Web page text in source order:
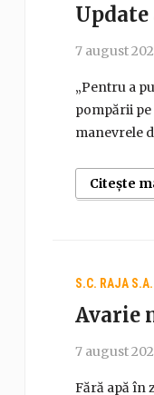
7 august
„Pentru a
pompării pe
manevrele
Citește
S.C. RAJA S.A.
Avarie
7 august
Fără apă în